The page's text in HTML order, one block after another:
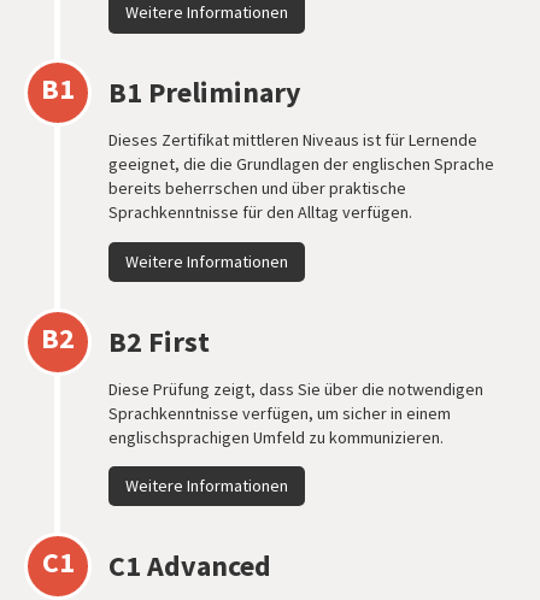
Weitere Informationen
B1 B1 Preliminary
Dieses Zertifikat mittleren Niveaus ist für Lernende
geeignet, die die Grundlagen der englischen Sprache
bereits beherrschen und über praktische
Sprachkenntnisse für den Alltag verfügen.
Weitere Informationen
B2 B2 First
Diese Prüfung zeigt, dass Sie über die notwendigen
Sprachkenntnisse verfügen, um sicher in einem
englischsprachigen Umfeld zu kommunizieren.
Weitere Informationen
C1 C1 Advanced